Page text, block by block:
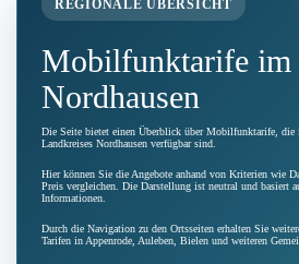
REGIONALE ÜBERSICHT
Mobilfunktarife im
Nordhausen
Die Seite bietet einen Überblick über Mobilfunktarife, die
Landkreises Nordhausen verfügbar sind.
Hier können Sie die Angebote anhand von Kriterien wie
Preis vergleichen. Die Darstellung ist neutral und basiert
Informationen.
Durch die Navigation zu den Ortsseiten erhalten Sie
Tarifen in Appenrode, Auleben, Bielen und weiteren